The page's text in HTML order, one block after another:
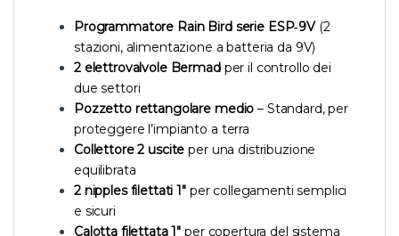
Programmatore Rain Bird serie ESP‑9V(2
stazioni, alimentazione a batteria da 9V)
2 elettrovalvole Bermadper il controllo dei
due settori
Pozzetto rettangolare medio – Standard, per
proteggere l’impianto a terra
Collettore 2 uscite per una distribuzione
equilibrata
2 nipples filettati 1″per collegamenti semplici
e sicuri
Calotta filettata 1″ per copertura del sistema